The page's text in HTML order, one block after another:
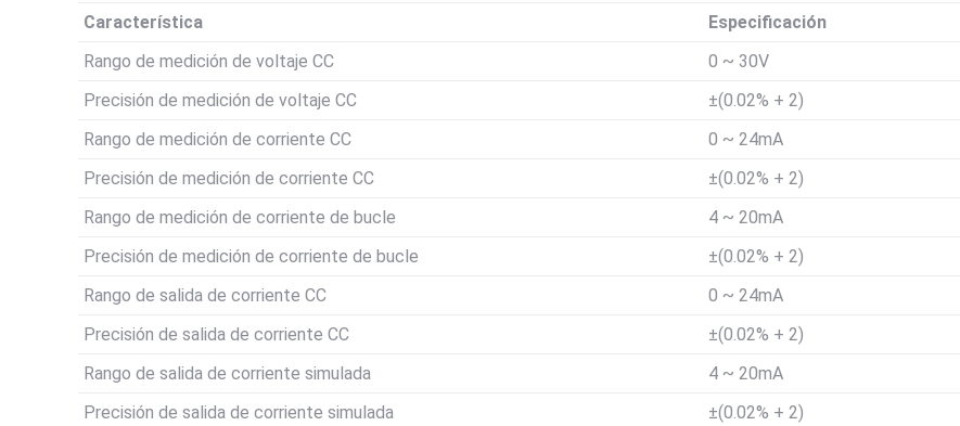
Característica
Especificación
Rango de medición de voltaje CC
0 ~ 30V
Precisión de medición de voltaje CC
±(0.02% + 2)
Rango de medición de corriente CC
0 ~ 24mA
Precisión de medición de corriente CC
±(0.02% + 2)
Rango de medición de corriente de bucle
4 ~ 20mA
Precisión de medición de corriente de bucle
±(0.02% + 2)
Rango de salida de corriente CC
0 ~ 24mA
Precisión de salida de corriente CC
±(0.02% + 2)
Rango de salida de corriente simulada
4 ~ 20mA
Precisión de salida de corriente simulada
±(0.02% + 2)